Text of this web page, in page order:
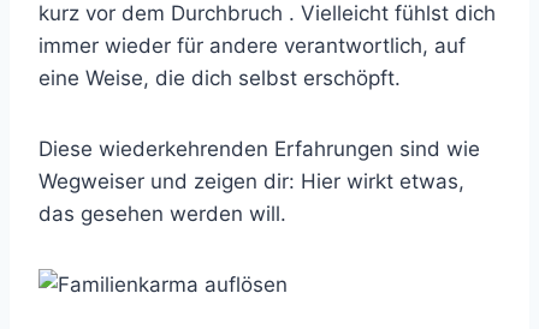
kurz vor dem Durchbruch . Vielleicht fühlst dich
immer wieder für andere verantwortlich, auf
eine Weise, die dich selbst erschöpft.
Diese wiederkehrenden Erfahrungen sind wie
Wegweiser und zeigen dir: Hier wirkt etwas,
das gesehen werden will.